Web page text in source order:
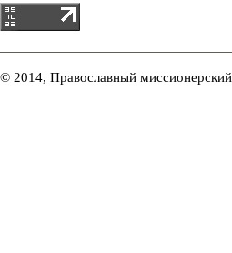
© 2014, Православный